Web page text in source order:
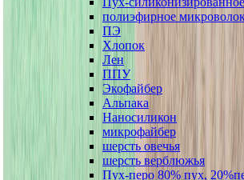
полиэфирное
ПЭ
Хлопок
Лен
ППУ
Экофайбер
Альпака
Наносиликон
микрофайбер
шерсть овечья
шерсть верблюжья
Пух-перо 80% пух,